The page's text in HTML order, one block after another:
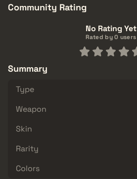
Community Rating
No Rating Yet
Rated by 0 users
Summary
Type
Weapon
Skin
Rarity
Colors